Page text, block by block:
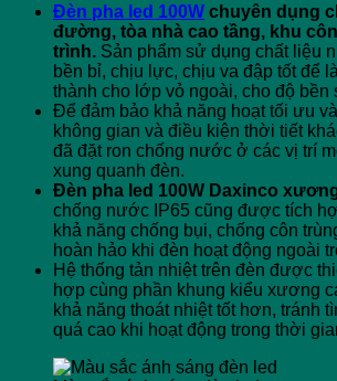
Đèn pha led 100W chuyên dụng
đường, tòa nhà cao tầng, khu
trình. Sản phẩm sử dụng chất liệu
bền bỉ, chịu lực, chịu va đập tốt để
thành cho lớp vỏ ngoài, cho độ bền
Để đảm bảo khả năng hoạt tối ưu
không gian và điều kiện thời tiết
đã đặt ron chống nước ở các vị trí
xung quanh đèn.
Đèn pha led 100W Daxinco
chống nước IP65 cũng được tích
khả năng chống bụi, chống côn
hoàn hảo khi đèn hoạt động ngoài
Hệ thống tản nhiệt trên đèn được
hợp cùng phần khung kiểu xương
khả năng thoát nhiệt tốt hơn, tránh
quá cao khi hoạt động trong thời